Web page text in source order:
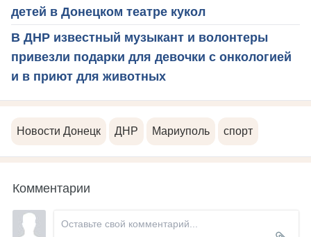
детей в Донецком театре кукол
В ДНР известный музыкант и волонтеры
привезли подарки для девочки с онкологией
и в приют для животных
Новости Донецк ДНР Мариуполь спорт
Комментарии